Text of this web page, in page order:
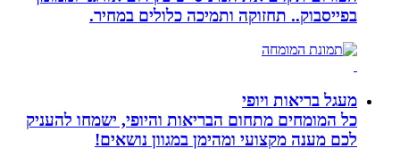
בפייסבוק.. תחזוקה ותמיכה כלולים במחיר.
מעגל בריאות ויופי
כל המומחים מתחום הבריאות והיופי, ישמחו להעניק
לכם מענה מקצועי ומהימן במגוון נושאים!